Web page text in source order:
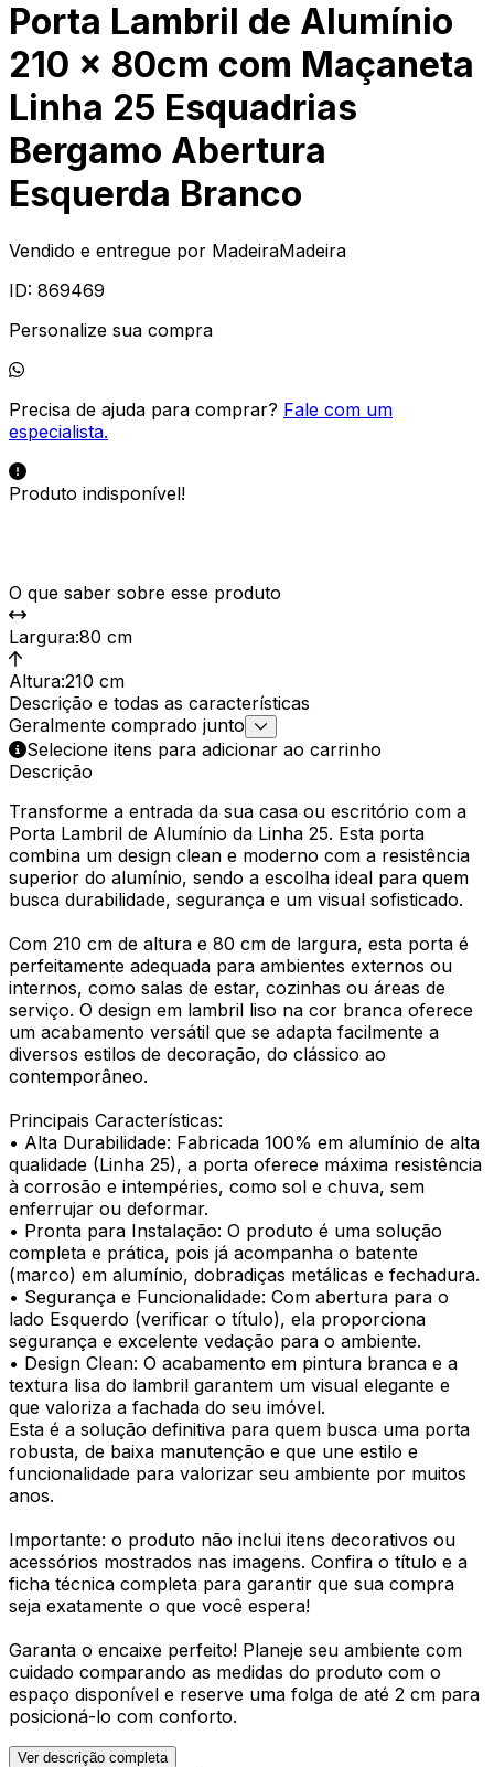
Porta Lambril de Alumínio
210 x 80cm com Maçaneta
Linha 25 Esquadrias
Bergamo Abertura
Esquerda Branco
Vendido e entregue por MadeiraMadeira
ID: 869469
Personalize sua compra
Precisa de ajuda para comprar? Fale com um
especialista.
Produto indisponível!
O que saber sobre esse produto
Largura:80 cm
Altura:210 cm
Descrição e todas as características
Geralmente comprado junto
Selecione itens para adicionar ao carrinho
Descrição
Transforme a entrada da sua casa ou escritório com a
Porta Lambril de Alumínio da Linha 25. Esta porta
combina um design clean e moderno com a resistência
superior do alumínio, sendo a escolha ideal para quem
busca durabilidade, segurança e um visual sofisticado.
Com 210 cm de altura e 80 cm de largura, esta porta é
perfeitamente adequada para ambientes externos ou
internos, como salas de estar, cozinhas ou áreas de
serviço. O design em lambril liso na cor branca oferece
um acabamento versátil que se adapta facilmente a
diversos estilos de decoração, do clássico ao
contemporâneo.
Principais Características:
• Alta Durabilidade: Fabricada 100% em alumínio de alta
qualidade (Linha 25), a porta oferece máxima resistência
à corrosão e intempéries, como sol e chuva, sem
enferrujar ou deformar.
• Pronta para Instalação: O produto é uma solução
completa e prática, pois já acompanha o batente
(marco) em alumínio, dobradiças metálicas e fechadura.
• Segurança e Funcionalidade: Com abertura para o
lado Esquerdo (verificar o título), ela proporciona
segurança e excelente vedação para o ambiente.
• Design Clean: O acabamento em pintura branca e a
textura lisa do lambril garantem um visual elegante e
que valoriza a fachada do seu imóvel.
Esta é a solução definitiva para quem busca uma porta
robusta, de baixa manutenção e que une estilo e
funcionalidade para valorizar seu ambiente por muitos
anos.
Importante: o produto não inclui itens decorativos ou
acessórios mostrados nas imagens. Confira o título e a
ficha técnica completa para garantir que sua compra
seja exatamente o que você espera!
Garanta o encaixe perfeito! Planeje seu ambiente com
cuidado comparando as medidas do produto com o
espaço disponível e reserve uma folga de até 2 cm para
posicioná-lo com conforto.
Ver descrição completa